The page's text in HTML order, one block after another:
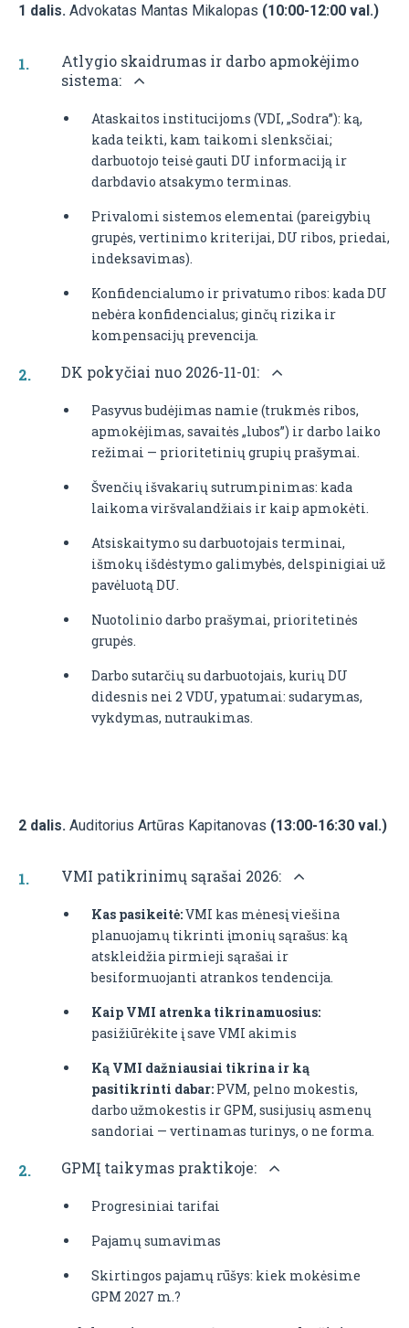
1 dalis. Advokatas Mantas Mikalopas (10:00-12:00 val.)
Atlygio skaidrumas ir darbo apmokėjimo
sistema:
Ataskaitos institucijoms (VDI, „Sodra”): ką,
kada teikti, kam taikomi slenksčiai;
darbuotojo teisė gauti DU informaciją ir
darbdavio atsakymo terminas.
Privalomi sistemos elementai (pareigybių
grupės, vertinimo kriterijai, DU ribos, priedai,
indeksavimas).
Konfidencialumo ir privatumo ribos: kada DU
nebėra konfidencialus; ginčų rizika ir
kompensacijų prevencija.
DK pokyčiai nuo 2026-11-01:
Pasyvus budėjimas namie (trukmės ribos,
apmokėjimas, savaitės „lubos”) ir darbo laiko
režimai — prioritetinių grupių prašymai.
Švenčių išvakarių sutrumpinimas: kada
laikoma viršvalandžiais ir kaip apmokėti.
Atsiskaitymo su darbuotojais terminai,
išmokų išdėstymo galimybės, delspinigiai už
pavėluotą DU.
Nuotolinio darbo prašymai, prioritetinės
grupės.
Darbo sutarčių su darbuotojais, kurių DU
didesnis nei 2 VDU, ypatumai: sudarymas,
vykdymas, nutraukimas.
2 dalis. Auditorius Artūras Kapitanovas (13:00-16:30 val.)
VMI patikrinimų sąrašai 2026:
Kas pasikeitė:VMI kas mėnesį viešina
planuojamų tikrinti įmonių sąrašus: ką
atskleidžia pirmieji sąrašai ir
besiformuojanti atrankos tendencija.
Kaip VMI atrenka tikrinamuosius:
pasižiūrėkite į save VMI akimis
Ką VMI dažniausiai tikrina ir ką
pasitikrinti dabar: PVM, pelno mokestis,
darbo užmokestis ir GPM, susijusių asmenų
sandoriai — vertinamas turinys, o ne forma.
GPMĮ taikymas praktikoje:
Progresiniai tarifai
Pajamų sumavimas
Skirtingos pajamų rūšys: kiek mokėsime
GPM 2027 m.?